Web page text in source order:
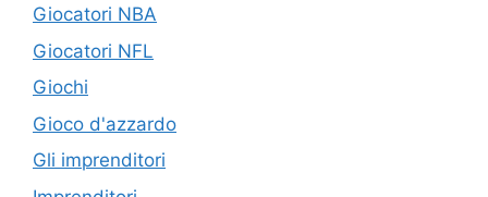
Giocatori NBA
Giocatori NFL
Giochi
Gioco d'azzardo
Gli imprenditori